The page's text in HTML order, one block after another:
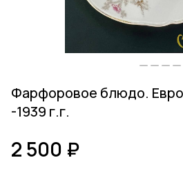
Фарфоровое блюдо.
-1939 г.г.
2 500 ₽